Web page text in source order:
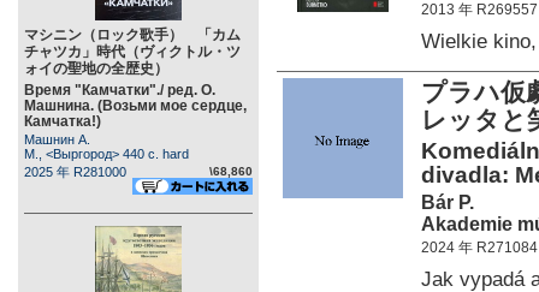
マシニン（ロック歌手） 「カム
チャツカ」時代（ヴィクトル・ツ
ォイの聖地の全歴史）
Время "Камчатки"./ ред. О.
Машнина. (Возьми мое сердце,
Камчатка!)
Машнин А.
М., <Выргород> 440 c. hard
2025 年 R281000
\68,860
2013 年 R269557
Wielkie
プラハ仮
レッタ
divadla:
Bár P.
Akademie
2024 年 R271084
Jak vypadá